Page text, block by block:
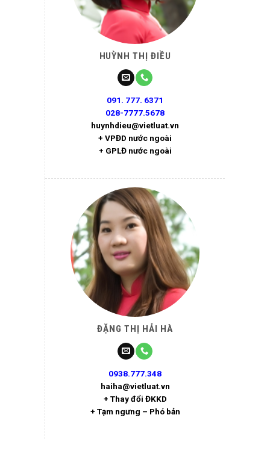
HUỲNH THỊ ĐIỀU
091. 777. 6371
028-7777.5678
huynhdieu@vietluat.vn
+ VPĐD nước ngoài
+ GPLĐ nước ngoài
ĐẶNG THỊ HẢI HÀ
0938.777.348
haiha@vietluat.vn
+ Thay đổi ĐKKD
+ Tạm ngưng – Phó bản